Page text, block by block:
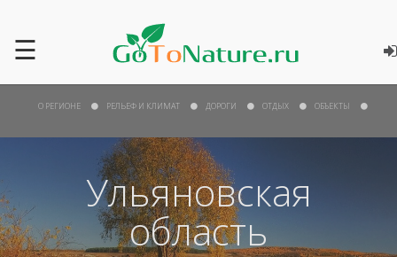
☰
Ульяновская
область
О РЕГИОНЕ РЕЛЬЕФ И КЛИМАТ ДОРОГИ ОТДЫХ ОБЪЕКТЫ